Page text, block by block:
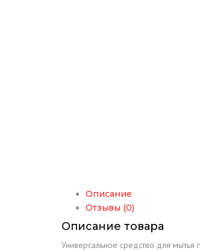
Описание
Отзывы (0)
Описание товара
Универсальное средство для